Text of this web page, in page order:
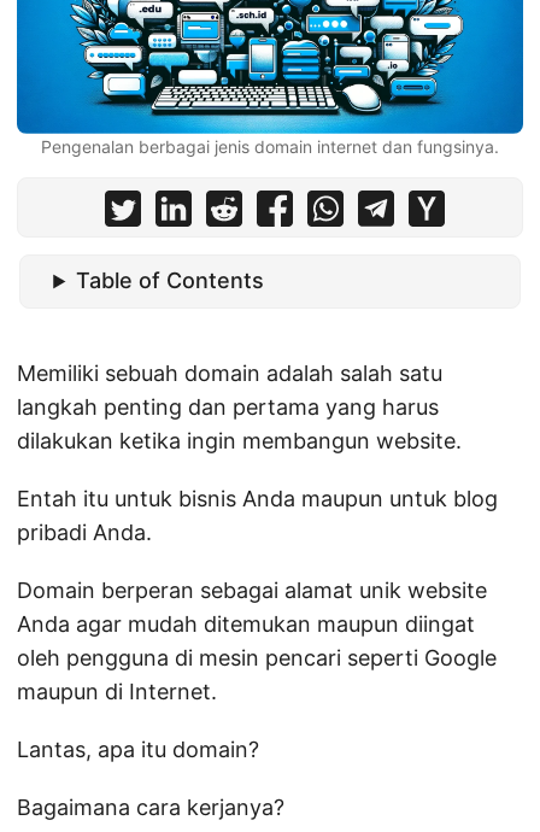
Pengenalan berbagai jenis domain internet dan fungsinya.
Table of Contents
Memiliki sebuah domain adalah salah satu
langkah penting dan pertama yang harus
dilakukan ketika ingin membangun website.
Entah itu untuk bisnis Anda maupun untuk blog
pribadi Anda.
Domain berperan sebagai alamat unik website
Anda agar mudah ditemukan maupun diingat
oleh pengguna di mesin pencari seperti Google
maupun di Internet.
Lantas, apa itu domain?
Bagaimana cara kerjanya?